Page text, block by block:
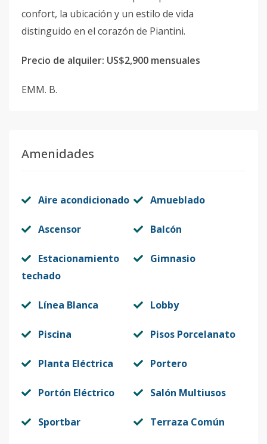
confort, la ubicación y un estilo de vida
distinguido en el corazón de Piantini.
Precio de alquiler: US$2,900 mensuales
EMM. B.
Amenidades
Aire acondicionado Amueblado
Ascensor Balcón
Estacionamiento
techado
Gimnasio
Línea Blanca Lobby
Piscina Pisos Porcelanato
Planta Eléctrica Portero
Portón Eléctrico Salón Multiusos
Sportbar Terraza Común